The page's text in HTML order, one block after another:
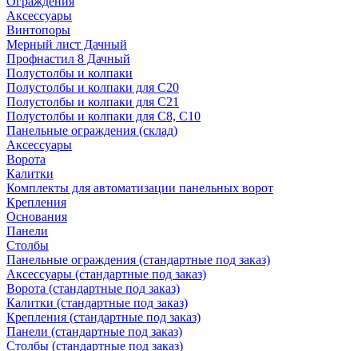
Аксессуары
Винтопоры
Мерный лист Дачный
Профнастил 8 Дачный
Полустолбы и колпаки
Полустолбы и колпаки для С20
Полустолбы и колпаки для С21
Полустолбы и колпаки для С8, С10
Панельные ограждения (склад)
Аксессуары
Ворота
Калитки
Комплекты для автоматизации панельных ворот
Крепления
Основания
Панели
Столбы
Панельные ограждения (стандартные под заказ)
Аксессуары (стандартные под заказ)
Ворота (стандартные под заказ)
Калитки (стандартные под заказ)
Крепления (стандартные под заказ)
Панели (стандартные под заказ)
Столбы (стандартные под заказ)